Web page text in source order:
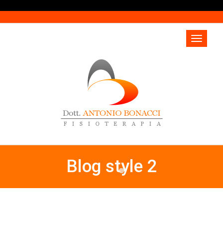
Blog style 2